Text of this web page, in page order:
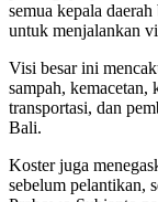
semua kepala
untuk menjalankan
Visi besar ini
sampah, kemacetan,
transportasi, dan
Bali.
Koster juga
sebelum pelantikan,